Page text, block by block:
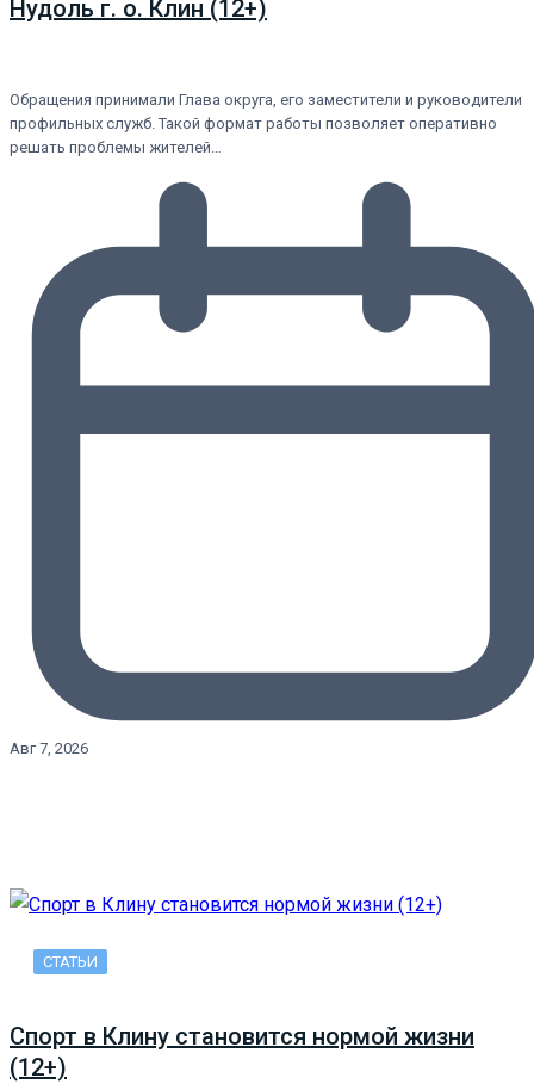
Нудоль г. о. Клин (12+)
Обращения принимали Глава округа, его заместители и руководители
профильных служб. Такой формат работы позволяет оперативно
решать проблемы жителей…
Авг 7, 2026
СТАТЬИ
Спорт в Клину становится нормой жизни
(12+)